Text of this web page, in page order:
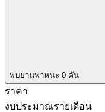
พบยานพาหนะ 0 คัน
ราคา
งบประมาณรายเดือน